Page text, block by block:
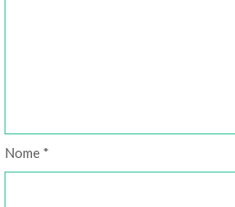
Nome *